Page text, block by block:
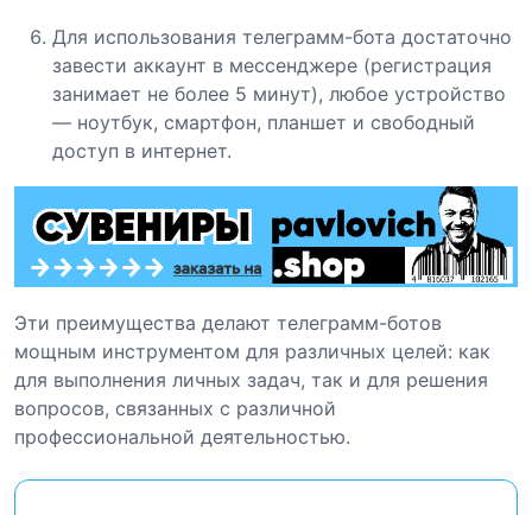
Для использования телеграмм-бота достаточно
завести аккаунт в мессенджере (регистрация
занимает не более 5 минут), любое устройство
— ноутбук, смартфон, планшет и свободный
доступ в интернет.
Эти преимущества делают телеграмм-ботов
мощным инструментом для различных целей: как
для выполнения личных задач, так и для решения
вопросов, связанных с различной
профессиональной деятельностью.